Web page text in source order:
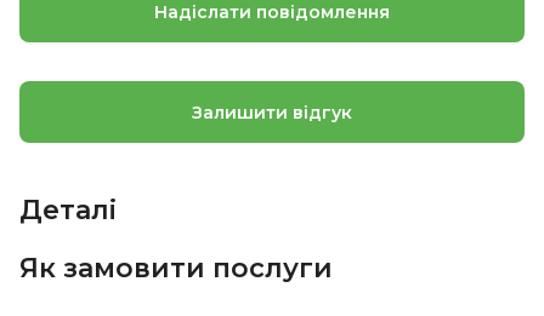
Надіслати повідомлення
Залишити відгук
Деталі
Як замовити послуги